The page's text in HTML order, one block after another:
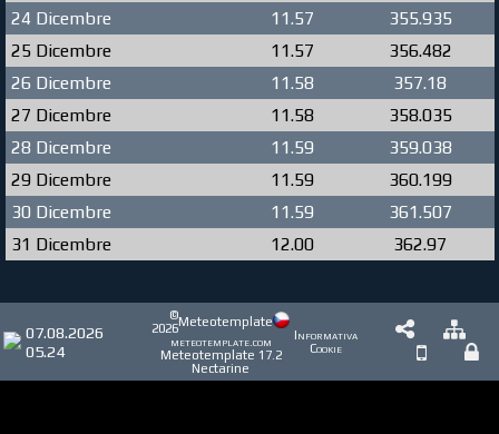
24 Dicembre
11.57
355.935
25 Dicembre
11.57
356.482
26 Dicembre
11.58
357.18
27 Dicembre
11.58
358.035
28 Dicembre
11.59
359.038
29 Dicembre
11.59
360.199
30 Dicembre
11.59
361.507
31 Dicembre
12.00 362.97
07.08.2026
05.24
©
2026Meteotemplate
meteotemplate.com
Meteotemplate 17.2
Nectarine
Informativa
Cookie